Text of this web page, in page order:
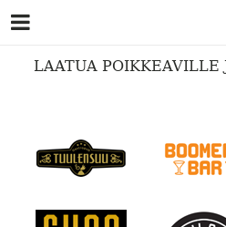
LAATUA POIKKEAVILLE